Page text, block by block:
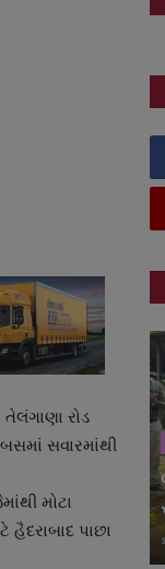
તેલંગાણા રોડ
સવારમાંથી
મોટા
પાછા